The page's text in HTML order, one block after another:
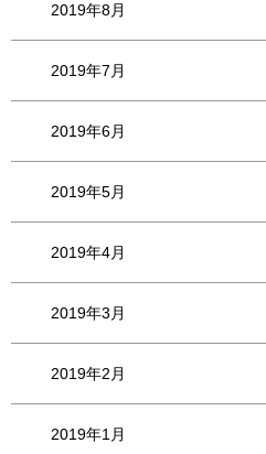
2019年8月
2019年7月
2019年6月
2019年5月
2019年4月
2019年3月
2019年2月
2019年1月